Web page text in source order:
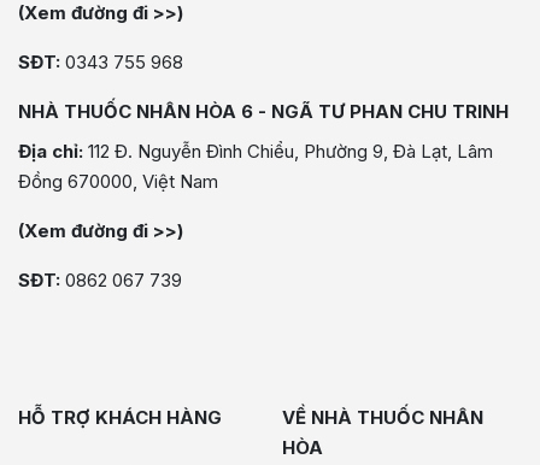
(Xem đường đi >>)
SĐT: 0343 755 968
NHÀ THUỐC NHÂN HÒA 6 - NGÃ TƯ PHAN CHU TRINH
Địa chỉ: 112 Đ. Nguyễn Đình Chiểu, Phường 9, Đà Lạt, Lâm
Đồng 670000, Việt Nam
(Xem đường đi >>)
SĐT: 0862 067 739
HỖ TRỢ KHÁCH HÀNG
VỀ NHÀ THUỐC NHÂN
HÒA